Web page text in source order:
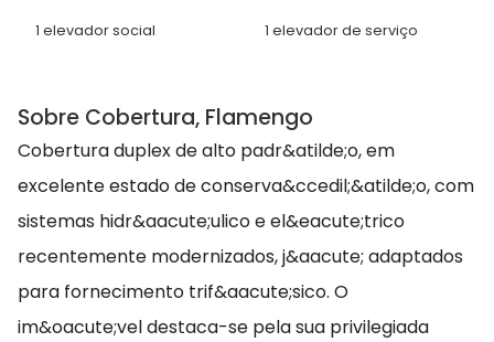
1 elevador social 1 elevador de serviço
Sobre Cobertura, Flamengo
Cobertura duplex de alto padr&atilde;o, em
excelente estado de conserva&ccedil;&atilde;o, com
sistemas hidr&aacute;ulico e el&eacute;trico
recentemente modernizados, j&aacute; adaptados
para fornecimento trif&aacute;sico. O
im&oacute;vel destaca-se pela sua privilegiada